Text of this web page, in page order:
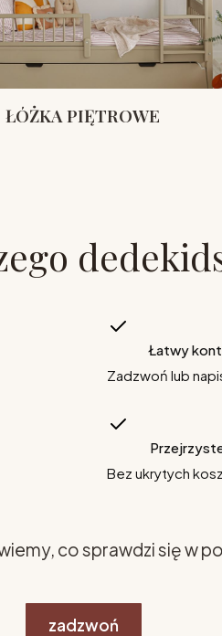
ŁÓŻKA PIĘTROWE
Łatwy
Zadzwoń lub
Bez ukrytych
co sprawdzi się w
zadzwoń